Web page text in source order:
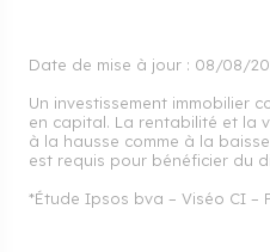
Date de mise à jour : 08/08/
Un investissement immobilier
en capital. La rentabilité et la
à la hausse comme à la
est requis pour bénéficier du
*Étude Ipsos bva – Viséo CI –